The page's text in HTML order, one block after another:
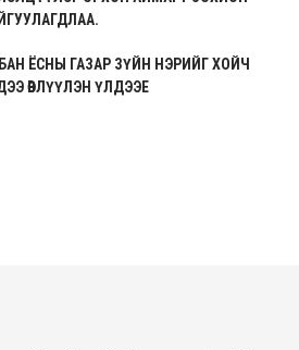
ЁСНЫ ГАЗАР ЗҮЙН НЭРИЙГ ХОЙЧ
ӨВЛҮҮЛЭН ҮЛДЭЭЕ